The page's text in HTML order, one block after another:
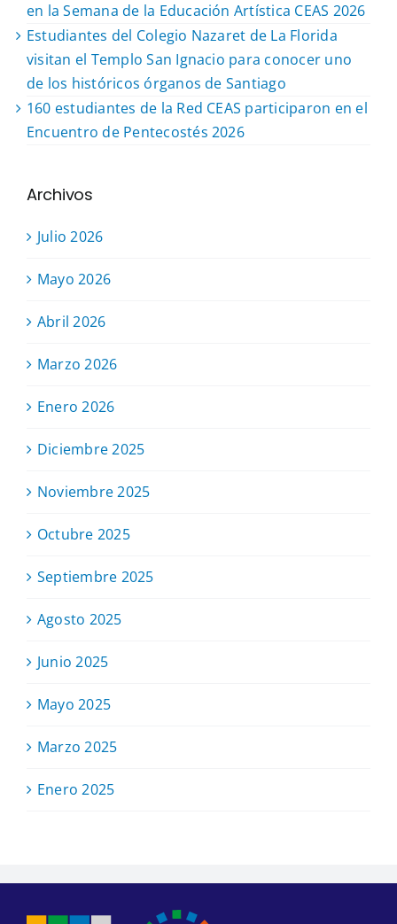
en la Semana de la Educación Artística CEAS 2026
Estudiantes del Colegio Nazaret de La Florida
visitan el Templo San Ignacio para conocer uno
de los históricos órganos de Santiago
160 estudiantes de la Red CEAS participaron en el
Encuentro de Pentecostés 2026
Archivos
Julio 2026
Mayo 2026
Abril 2026
Marzo 2026
Enero 2026
Diciembre 2025
Noviembre 2025
Octubre 2025
Septiembre 2025
Agosto 2025
Junio 2025
Mayo 2025
Marzo 2025
Enero 2025